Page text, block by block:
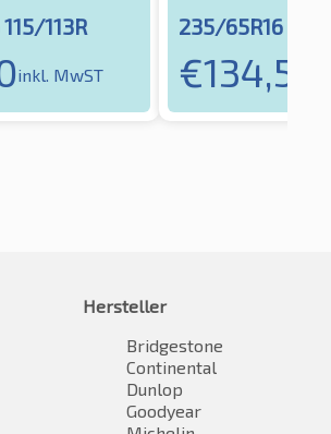
113R
inkl. MwST
235/65R16 115/
€134,55
Hersteller
Bridgestone
Continental
Dunlop
Goodyear